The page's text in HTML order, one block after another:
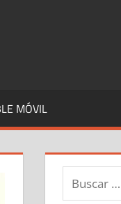
MÓVIL
Buscar: